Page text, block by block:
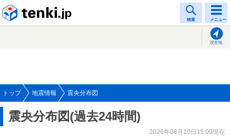
検索 メニュー
現在地
トップ 地震情報 震央分布図
震央分布図(過去24時間)
2026年08月10日15:00現在